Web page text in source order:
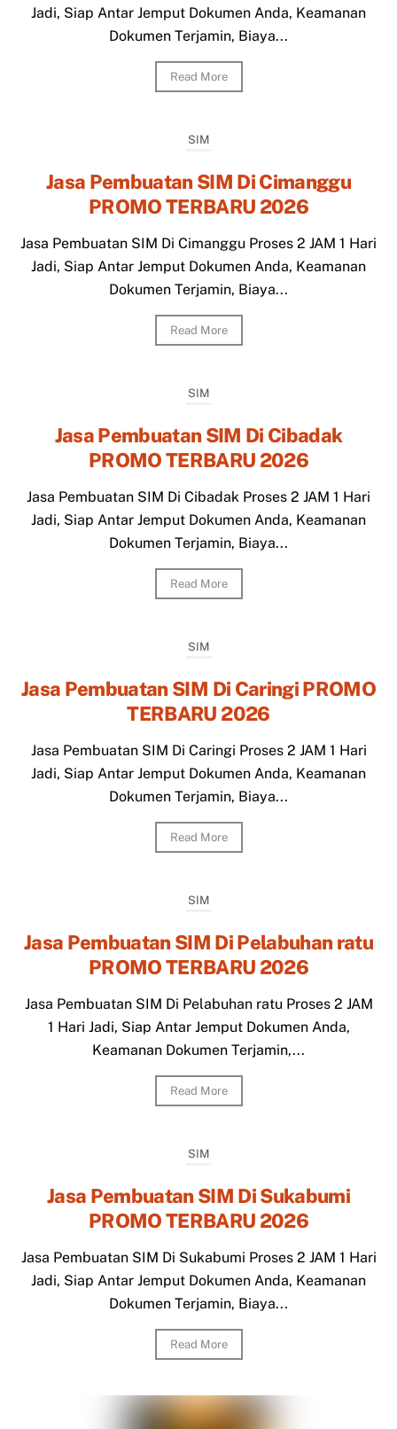
Jadi, Siap Antar Jemput Dokumen Anda, Keamanan
Dokumen Terjamin, Biaya...
Read More
SIM
Jasa Pembuatan SIM Di Cimanggu
PROMO TERBARU 2026
Jasa Pembuatan SIM Di Cimanggu Proses 2 JAM 1 Hari
Jadi, Siap Antar Jemput Dokumen Anda, Keamanan
Dokumen Terjamin, Biaya...
Read More
SIM
Jasa Pembuatan SIM Di Cibadak
PROMO TERBARU 2026
Jasa Pembuatan SIM Di Cibadak Proses 2 JAM 1 Hari
Jadi, Siap Antar Jemput Dokumen Anda, Keamanan
Dokumen Terjamin, Biaya...
Read More
SIM
Jasa Pembuatan SIM Di Caringi PROMO
TERBARU 2026
Jasa Pembuatan SIM Di Caringi Proses 2 JAM 1 Hari
Jadi, Siap Antar Jemput Dokumen Anda, Keamanan
Dokumen Terjamin, Biaya...
Read More
SIM
Jasa Pembuatan SIM Di Pelabuhan ratu
PROMO TERBARU 2026
Jasa Pembuatan SIM Di Pelabuhan ratu Proses 2 JAM
1 Hari Jadi, Siap Antar Jemput Dokumen Anda,
Keamanan Dokumen Terjamin,...
Read More
SIM
Jasa Pembuatan SIM Di Sukabumi
PROMO TERBARU 2026
Jasa Pembuatan SIM Di Sukabumi Proses 2 JAM 1 Hari
Jadi, Siap Antar Jemput Dokumen Anda, Keamanan
Dokumen Terjamin, Biaya...
Read More